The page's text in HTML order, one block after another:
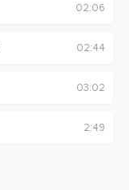
02:06
02:44
03:02
2:49